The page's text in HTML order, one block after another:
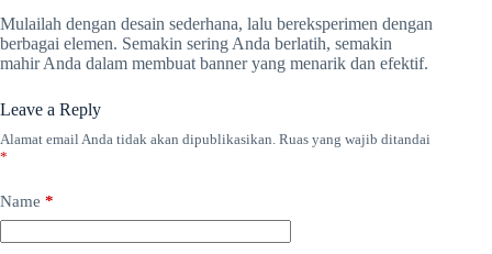
Mulailah dengan desain sederhana, lalu bereksperimen dengan
berbagai elemen. Semakin sering Anda berlatih, semakin
mahir Anda dalam membuat banner yang menarik dan efektif.
Leave a Reply
Alamat email Anda tidak akan dipublikasikan. Ruas yang wajib ditandai
*
Name *